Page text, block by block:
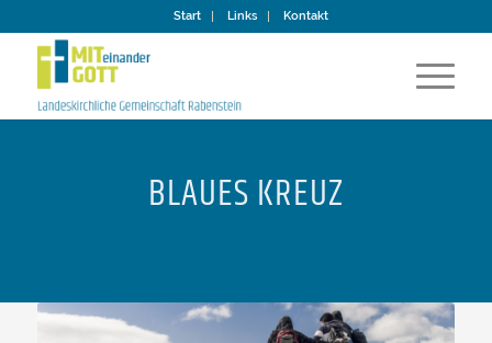
Start Links Kontakt
BLAUES KREUZ